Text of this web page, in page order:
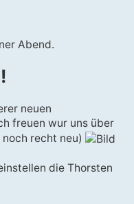
Abend.
neuen
freuen wur uns über
recht neu)
die Thorsten